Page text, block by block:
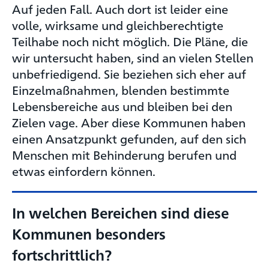
Auf jeden Fall. Auch dort ist leider eine
volle, wirksame und gleichberechtigte
Teilhabe noch nicht möglich. Die Pläne, die
wir untersucht haben, sind an vielen Stellen
unbefriedigend. Sie beziehen sich eher auf
Einzelmaßnahmen, blenden bestimmte
Lebensbereiche aus und bleiben bei den
Zielen vage. Aber diese Kommunen haben
einen Ansatzpunkt gefunden, auf den sich
Menschen mit Behinderung berufen und
etwas einfordern können.
In welchen Bereichen sind diese
Kommunen besonders
fortschrittlich?